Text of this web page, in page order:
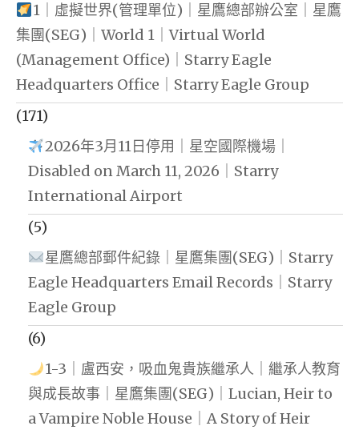
1｜虛擬世界(管理單位)｜星鷹總部辦公室｜星鷹
集團(SEG)｜World 1｜Virtual World
(Management Office)｜Starry Eagle
Headquarters Office｜Starry Eagle Group
(171)
2026年3月11日停用｜星空國際機場｜
Disabled on March 11, 2026｜Starry
International Airport
(5)
星鷹總部郵件紀錄｜星鷹集團(SEG)｜Starry
Eagle Headquarters Email Records｜Starry
Eagle Group
(6)
1-3｜盧西安，吸血鬼貴族繼承人｜繼承人教育
與成長故事｜星鷹集團(SEG)｜Lucian, Heir to
a Vampire Noble House｜A Story of Heir